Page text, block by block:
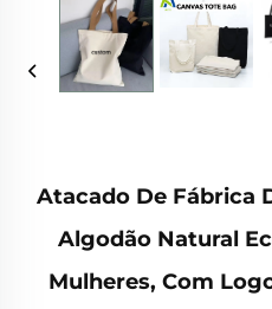
Atacado De Fábrica
Algodão Natural
Mulheres, Com